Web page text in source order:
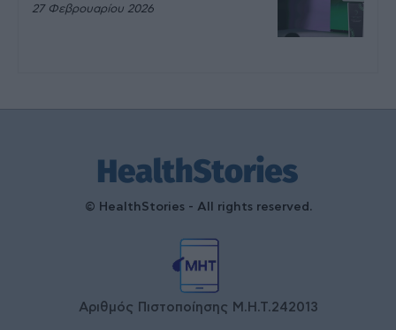
27 Φεβρουαρίου 2026
© HealthStories - All rights reserved.
Αριθμός Πιστοποίησης Μ.Η.Τ.242013